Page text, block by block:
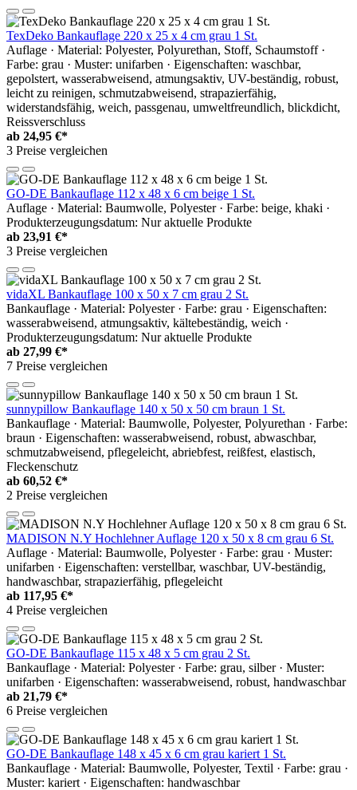
TexDeko Bankauflage 220 x 25 x 4 cm grau 1 St.
Auflage · Material: Polyester, Polyurethan, Stoff, Schaumstoff ·
Farbe: grau · Muster: unifarben · Eigenschaften: waschbar,
gepolstert, wasserabweisend, atmungsaktiv, UV-beständig, robust,
leicht zu reinigen, schmutzabweisend, strapazierfähig,
widerstandsfähig, weich, passgenau, umweltfreundlich, blickdicht,
Reissverschluss
ab 24,95 €*
3 Preise vergleichen
GO-DE Bankauflage 112 x 48 x 6 cm beige 1 St.
Auflage · Material: Baumwolle, Polyester · Farbe: beige, khaki ·
Produkterzeugungsdatum: Nur aktuelle Produkte
ab 23,91 €*
3 Preise vergleichen
vidaXL Bankauflage 100 x 50 x 7 cm grau 2 St.
Bankauflage · Material: Polyester · Farbe: grau · Eigenschaften:
wasserabweisend, atmungsaktiv, kältebeständig, weich ·
Produkterzeugungsdatum: Nur aktuelle Produkte
ab 27,99 €*
7 Preise vergleichen
sunnypillow Bankauflage 140 x 50 x 50 cm braun 1 St.
Bankauflage · Material: Baumwolle, Polyester, Polyurethan · Farbe:
braun · Eigenschaften: wasserabweisend, robust, abwaschbar,
schmutzabweisend, pflegeleicht, abriebfest, reißfest, elastisch,
Fleckenschutz
ab 60,52 €*
2 Preise vergleichen
MADISON N.Y Hochlehner Auflage 120 x 50 x 8 cm grau 6 St.
Auflage · Material: Baumwolle, Polyester · Farbe: grau · Muster:
unifarben · Eigenschaften: verstellbar, waschbar, UV-beständig,
handwaschbar, strapazierfähig, pflegeleicht
ab 117,95 €*
4 Preise vergleichen
GO-DE Bankauflage 115 x 48 x 5 cm grau 2 St.
Bankauflage · Material: Polyester · Farbe: grau, silber · Muster:
unifarben · Eigenschaften: wasserabweisend, robust, handwaschbar
ab 21,79 €*
6 Preise vergleichen
GO-DE Bankauflage 148 x 45 x 6 cm grau kariert 1 St.
Bankauflage · Material: Baumwolle, Polyester, Textil · Farbe: grau ·
Muster: kariert · Eigenschaften: handwaschbar